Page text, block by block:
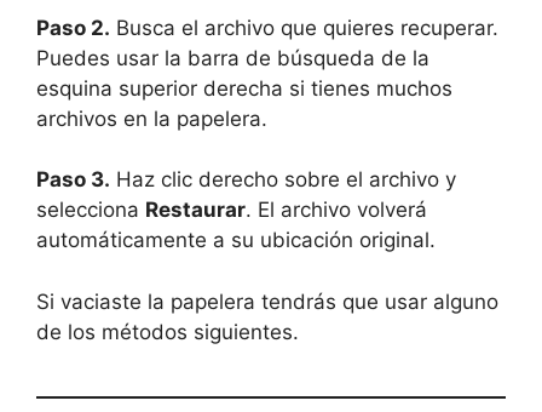
Paso 2. Busca el archivo que quieres recuperar.
Puedes usar la barra de búsqueda de la
esquina superior derecha si tienes muchos
archivos en la papelera.
Paso 3. Haz clic derecho sobre el archivo y
selecciona Restaurar. El archivo volverá
automáticamente a su ubicación original.
Si vaciaste la papelera tendrás que usar alguno
de los métodos siguientes.